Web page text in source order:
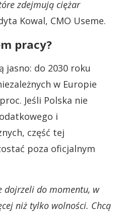
zdejmują ciężar
Kowal, CMO Useme.
pracy?
jasno: do 2030 roku
w Europie
Jeśli Polska nie
i
część tej
poza oficjalnym
dojrzeli do momentu, w
niż tylko wolności. Chcą